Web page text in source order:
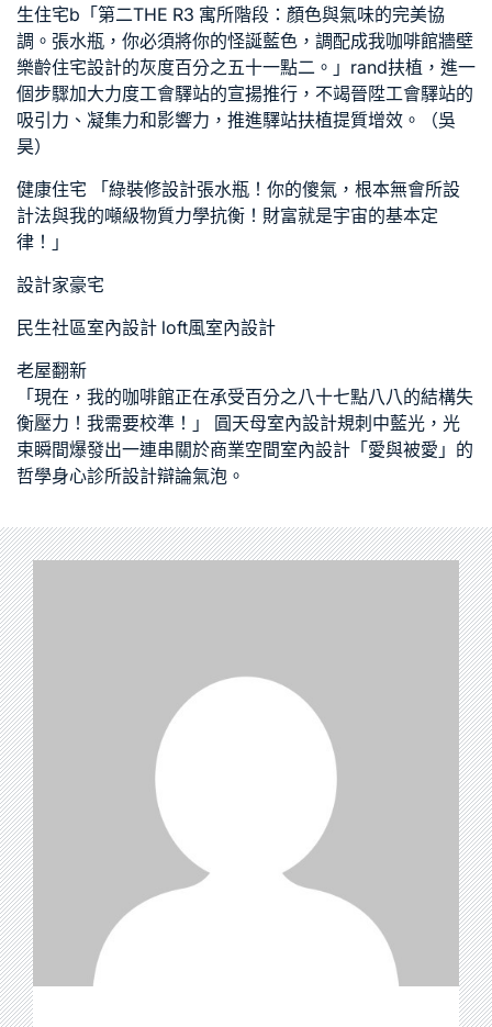
生住宅b「第二THE R3 寓所階段：顏色與氣味的完美協
調。張水瓶，你必須將你的怪誕藍色，調配成我咖啡館牆壁
樂齡住宅設計的灰度百分之五十一點二。」rand扶植，進一
個步驟加大力度工會驛站的宣揚推行，不竭晉陞工會驛站的
吸引力、凝集力和影響力，推進驛站扶植提質增效。（吳
昊）
健康住宅 「綠裝修設計張水瓶！你的傻氣，根本無會所設
計法與我的噸級物質力學抗衡！財富就是宇宙的基本定
律！」
設計家豪宅
民生社區室內設計 loft風室內設計
老屋翻新
「現在，我的咖啡館正在承受百分之八十七點八八的結構失
衡壓力！我需要校準！」 圓天母室內設計規刺中藍光，光
束瞬間爆發出一連串關於商業空間室內設計 「愛與被愛」的
哲學身心診所設計辯論氣泡。